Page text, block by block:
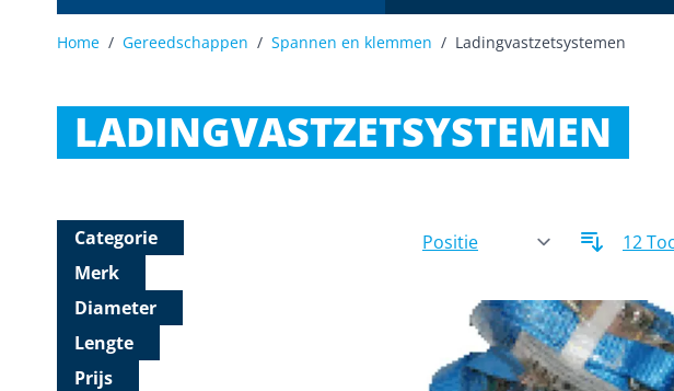
Home / Gereedschappen / Spannen en klemmen / Ladingvastzetsystemen
LADINGVASTZETSYSTEMEN
Categorie
Merk
Diameter
Lengte
Prijs